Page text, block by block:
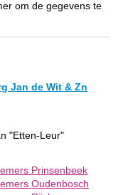
om de gegevens te
Jan de Wit & Zn
"Etten-Leur"
Prinsenbeek
Oudenbosch